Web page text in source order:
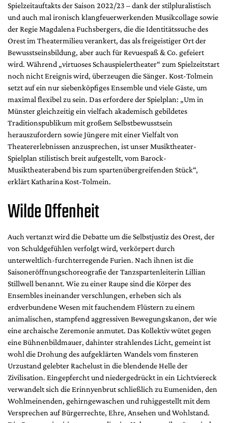
Spielzeitauftakts der Saison 2022/23 – dank der stilpluralistisch
und auch mal ironisch klangfeuerwerkenden Musikcollage sowie
der Regie Magdalena Fuchsbergers, die die Identitätssuche des
Orest im Theatermilieu verankert, das als freigeistiger Ort der
Bewusstseinsbildung, aber auch für Revuespaß & Co. gefeiert
wird. Während „virtuoses Schauspielertheater“ zum Spielzeitstart
noch nicht Ereignis wird, überzeugen die Sänger. Kost-Tolmein
setzt auf ein nur siebenköpfiges Ensemble und viele Gäste, um
maximal flexibel zu sein. Das erfordere der Spielplan: „Um in
Münster gleichzeitig ein vielfach akademisch gebildetes
Traditionspublikum mit großem Selbstbewusstsein
herauszufordern sowie Jüngere mit einer Vielfalt von
Theatererlebnissen anzusprechen, ist unser Musiktheater-
Spielplan stilistisch breit aufgestellt, vom Barock-
Musiktheaterabend bis zum spartenübergreifenden Stück“,
erklärt Katharina Kost-Tolmein.
Wilde Offenheit
Auch vertanzt wird die Debatte um die Selbstjustiz des Orest, der
von Schuldgefühlen verfolgt wird, verkörpert durch
unterweltlich-furchterregende Furien. Nach ihnen ist die
Saisoneröffnungschoreografie der Tanzspartenleiterin Lillian
Stillwell benannt. Wie zu einer Raupe sind die Körper des
Ensembles ineinander verschlungen, erheben sich als
erdverbundene Wesen mit fauchendem Flüstern zu einem
animalischen, stampfend aggressiven Bewegungskanon, der wie
eine archaische Zeremonie anmutet. Das Kollektiv wütet gegen
eine Bühnenbildmauer, dahinter strahlendes Licht, gemeint ist
wohl die Drohung des aufgeklärten Wandels vom finsteren
Urzustand gelebter Rachelust in die blendende Helle der
Zivilisation. Eingepfercht und niedergedrückt in ein Lichtviereck
verwandelt sich die Erinnyenbrut schließlich zu Eumeniden, den
Wohlmeinenden, gehirngewaschen und ruhiggestellt mit dem
Versprechen auf Bürgerrechte, Ehre, Ansehen und Wohlstand.